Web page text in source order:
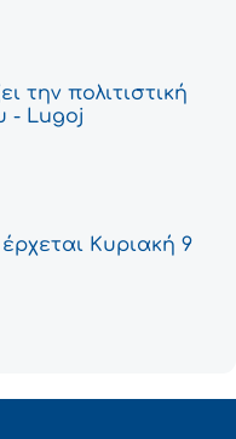
την πολιτιστική
- Lugoj
Κυριακή 9